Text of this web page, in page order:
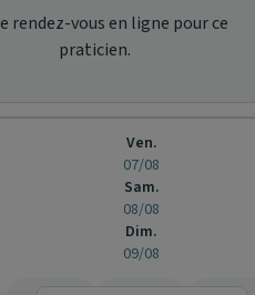
rendez-vous en ligne pour ce
praticien.
Ven.
07/08
Sam.
08/08
Dim.
09/08